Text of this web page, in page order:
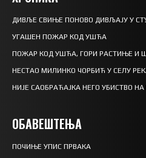
ДИВЉЕ СВИЊЕ ПОНОВО ДИВЉАЈУ У
УГАШЕН ПОЖАР КОД УШЋА
ПОЖАР КОД УШЋА, ГОРИ РАСТИЊЕ И
НЕСТАО МИЛИНКО ЧОРБИЋ У СЕЛУ
НИЈЕ САОБРАЋАЈКА НЕГО УБИСТВО НА
ОБАВЕШТЕЊА
ПОЧИЊЕ УПИС ПРВАКА